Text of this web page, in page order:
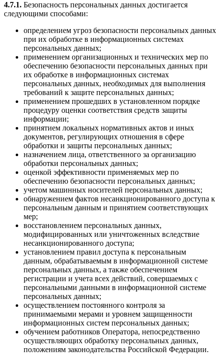
4.7.1. Безопасность персональных данных достигается
следующими способами:
определением угроз безопасности персональных данных
при их обработке в информационных системах
персональных данных;
применением организационных и технических мер по
обеспечению безопасности персональных данных при
их обработке в информационных системах
персональных данных, необходимых для выполнения
требований к защите персональных данных;
применением прошедших в установленном порядке
процедуру оценки соответствия средств защиты
информации;
принятием локальных нормативных актов и иных
документов, регулирующих отношения в сфере
обработки и защиты персональных данных;
назначением лица, ответственного за организацию
обработки персональных данных;
оценкой эффективности применяемых мер по
обеспечению безопасности персональных данных;
учетом машинных носителей персональных данных;
обнаружением фактов несанкционированного доступа к
персональным данным и принятием соответствующих
мер;
восстановлением персональных данных,
модифицированных или уничтоженных вследствие
несанкционированного доступа;
установлением правил доступа к персональным
данным, обрабатываемым в информационной системе
персональных данных, а также обеспечением
регистрации и учета всех действий, совершаемых с
персональными данными в информационной системе
персональных данных;
осуществлением постоянного контроля за
принимаемыми мерами и уровнем защищенности
информационных систем персональных данных;
обучением работников Оператора, непосредственно
осуществляющих обработку персональных данных,
положениям законодательства Российской Федерации.